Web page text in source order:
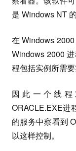
是 Windows NT
在 Windows
Windows 2000
程包括实例所需
因此一个线程
ORACLE.EXE进
的服务中察看到
以这样控制。